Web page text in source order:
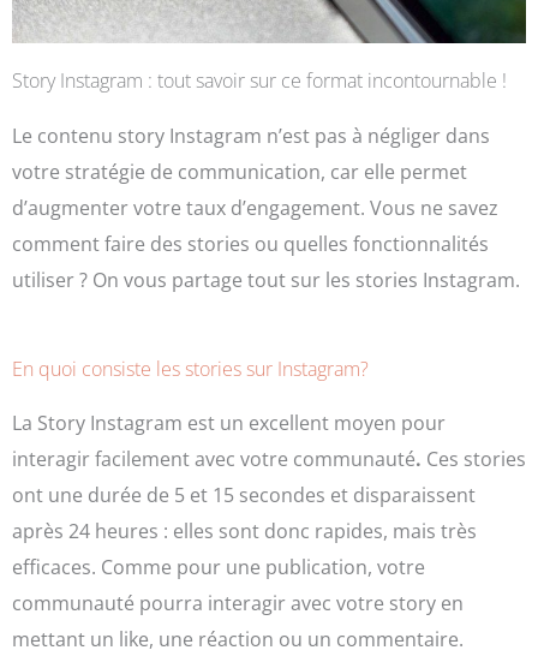
Story Instagram : tout savoir sur ce format incontournable !
Le contenu story Instagram n’est pas à négliger dans
votre stratégie de communication, car elle permet
d’augmenter votre taux d’engagement. Vous ne savez
comment faire des stories ou quelles fonctionnalités
utiliser ? On vous partage tout sur les stories Instagram.
En quoi consiste les stories sur Instagram?
La Story Instagram est un excellent moyen pour
interagir facilement avec votre communauté. Ces stories
ont une durée de 5 et 15 secondes et disparaissent
après 24 heures : elles sont donc rapides, mais très
efficaces. Comme pour une publication, votre
communauté pourra interagir avec votre story en
mettant un like, une réaction ou un commentaire.